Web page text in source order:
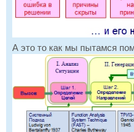
А это то как мы пытамся